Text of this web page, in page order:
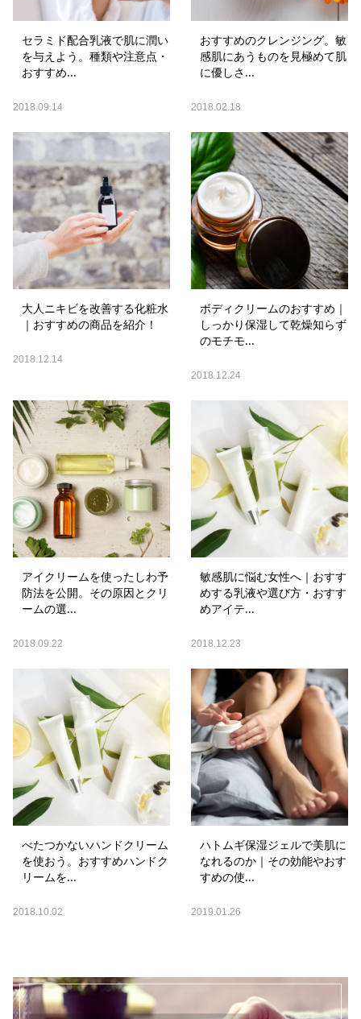
セラミド配合乳液で肌に潤い
を与えよう。種類や注意点・
おすすめ...
2018.09.14
おすすめのクレンジング。敏
感肌にあうものを見極めて肌
に優しさ...
2018.02.18
大人ニキビを改善する化粧水
｜おすすめの商品を紹介！
2018.12.14
ボディクリームのおすすめ｜
しっかり保湿して乾燥知らず
のモチモ...
2018.12.24
アイクリームを使ったしわ予
防法を公開。その原因とクリ
ームの選...
2018.09.22
敏感肌に悩む女性へ｜おすす
めする乳液や選び方・おすす
めアイテ...
2018.12.23
べたつかないハンドクリーム
を使おう。おすすめハンドク
リームを...
2018.10.02
ハトムギ保湿ジェルで美肌に
なれるのか｜その効能やおす
すめの使...
2019.01.26